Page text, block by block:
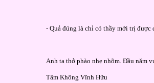
- Quả đúng là chỉ có thầy mới trị được
Anh ta thở phào nhẹ nhõm. Đầu năm
Tâm Không Vĩnh Hữu